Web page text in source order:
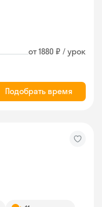
от 1880 ₽ / урок
Подобрать время